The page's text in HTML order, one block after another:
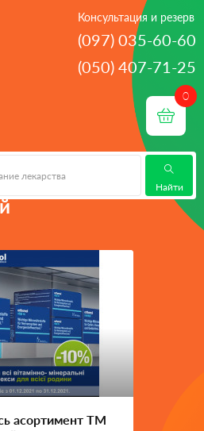
Консультация и резерв
(097) 035-60-60
(050) 407-71-25
Найти
асортимент ТМ